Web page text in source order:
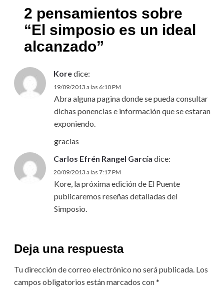
2 pensamientos sobre
“El simposio es un ideal
alcanzado”
Koredice:
19/09/2013 a las 6:10 PM
Abra alguna pagina donde se pueda consultar
dichas ponencias e información que se estaran
exponiendo.
gracias
Carlos Efrén Rangel García dice:
20/09/2013 a las 7:17 PM
Kore, la próxima edición de El Puente
publicaremos reseñas detalladas del
Simposio.
Deja una respuesta
Tu dirección de correo electrónico no será publicada. Los
campos obligatorios están marcados con*